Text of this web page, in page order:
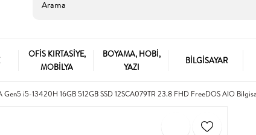
OFİS KIRTASİYE,
MOBİLYA
BOYAMA, HOBİ,
YAZI
BİLGİSAYAR
i5-13420H 16GB 512GB SSD 12SCA079TR 23.8 FHD FreeDOS AIO